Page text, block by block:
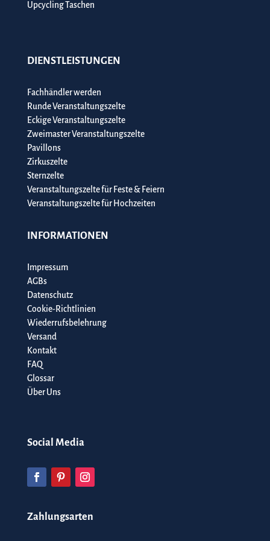
Upcycling Taschen
DIENSTLEISTUNGEN
Fachhändler werden
Runde Veranstaltungszelte
Eckige Veranstaltungszelte
Zweimaster Veranstaltungszelte
Pavillons
Zirkuszelte
Sternzelte
Veranstaltungszelte für Feste & Feiern
Veranstaltungszelte für Hochzeiten
INFORMATIONEN
Impressum
AGBs
Datenschutz
Cookie-Richtlinien
Wiederrufsbelehrung
Versand
Kontakt
FAQ
Glossar
Über Uns
Social Media
Zahlungsarten